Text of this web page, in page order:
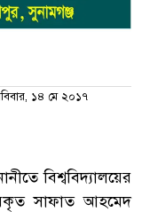
১৪ মে ২০১৭
বিশ্ববিদ্যালয়ের
সাফাত আহমেদ